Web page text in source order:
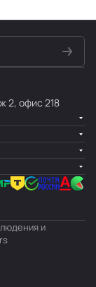
2, офис 218
и